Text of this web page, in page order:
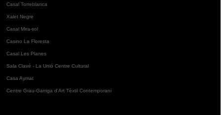
Casal Torreblanca
Xalet Negre
Casal Mira-sol
Casino La Floresta
Casal Les Planes
Sala Clavé - La Unió Centre Cultural
Casa Aymat
Centre Grau-Garriga d'Art Tèxtil Contemporani